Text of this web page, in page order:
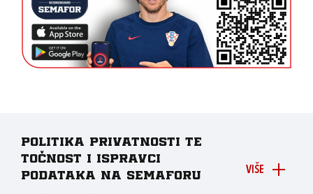
VIŠE
Politika privatnosti te
točnost i ispravci
podataka na Semaforu